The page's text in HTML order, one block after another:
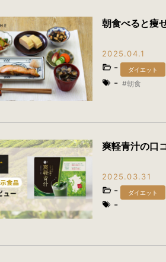
朝食べると痩
2025.04.1
- ダイエット
- 朝食
爽軽青汁の口
2025.03.31
- ダイエット
-